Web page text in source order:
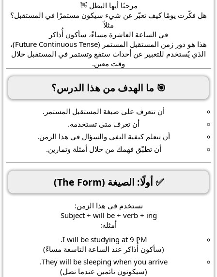
مرحبًا أيها البطل 👋
هل فكّرت يومًا كيف تعبّر عن شيء سيكون مستمرًا في المستقبل؟
مثلاً
في الساعة العاشرة مساءً، سأكون أُذاكر
هذا هو دور زمن المستقبل المستمر (
Future Continuous Tense)،
الذي يُستخدم للتعبير عن أحداث ستقع وتستمر في المستقبل خلال
وقت معين.
🎯 ما الهدف من هذا الدرس؟
أن تتعرف على صيغة المستقبل المستمر .
أن تعرف متى تستخدمه.
أن تتعلم كيفية النفي والسؤال في هذا الزمن.
أن تطبّق فهمك من خلال أمثلة وتمارين.
✅ أولًا: الصيغة (The Form)
نستخدم في هذا الزمن:
Subject + will be + verb + ing
أمثلة:
I will be studying at 9 PM.
(سأكون أُذاكر عند الساعة التاسعة مساءً)
They will be sleeping when you arrive.
(سيكونون نائمين عندما تصل)